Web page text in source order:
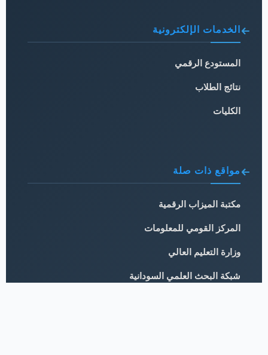
الخدمات الإلكترونية
المستودع الرقمي
نتائج الطلاب
الكليات
مواقع ذات صلة
مكتبة الميزاب الرقمية
المركز القومي للمعلومات
وزارة التعليم العالي
شبكة البحث العلمي السودانية